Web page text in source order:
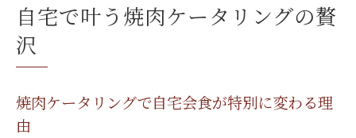
焼肉ケータリングで準備も片付けも簡単に
むコツ
自宅で叶う焼肉ケータリングの贅
沢
焼肉ケータリングで自宅会食が特別に変わる理
由